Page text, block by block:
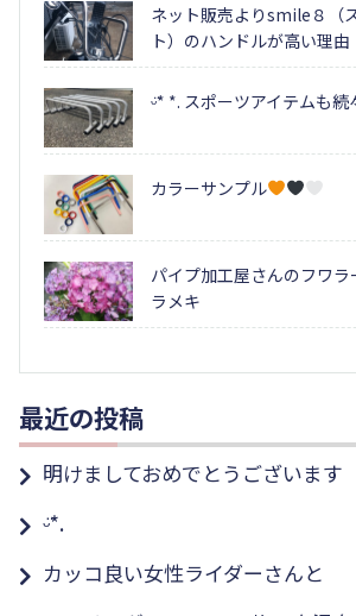
ネット販売よりsmile８（
ト）のハンドルが高い理由
ᵕ̈* *. スポーツアイテムも続
カラーサンプル
パイプ加工屋さんのフワラ
ラメキ
最近の投稿
明けましておめでとうございます
ᵕ̈*.
カッコ良い女性ライダーさんと